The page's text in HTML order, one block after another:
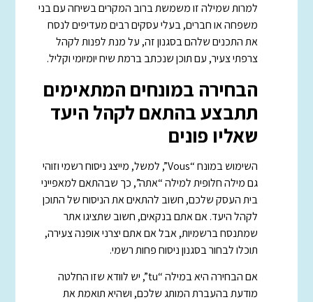
למרות שמילה זו משמשת ברוב המקרים בשיחה עם בני
משפחה או חברים, בעלי עסקים רבים מעדיפים לנסח
את התכנים שלהם בסגנון זה, על מנת לפנות לקהל
צרפתי צעיר, עם תוכן שנכתב ברמת שיח יומיומי וקליל.
הבחירה במונחים המתאימים
תתבצע בהתאם לקהל היעד
שאליו פונים
השימוש במונח “Vous”, למשל, מייצג ניסוח רשמי וזוהי
גם מילה חלופית למילה “אתה”, כך שבהתאם למאפייני
בית העסק שלכם, חשוב להתאים את הניסוח של התוכן
לקהל היעד. אם אתם בנקאים, חשוב שתציגו אתר
שמתנסח ברשמיות, אבל אם אתם יצרני אופנה צעירה,
תוכלו לבחור בסגנון ניסוח פחות רשמי.
אם הבחירה היא במילה “tu”, יש לוודא שזו החלטה
מודעת בהעברת המותג שלכם, ושהיא תואמת את